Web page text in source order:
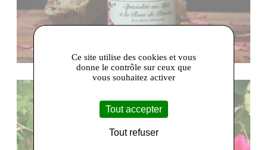
Ce site utilise des cookies et vous
donne le contrôle sur ceux que
vous souhaitez activer
Tout accepter
Tout refuser